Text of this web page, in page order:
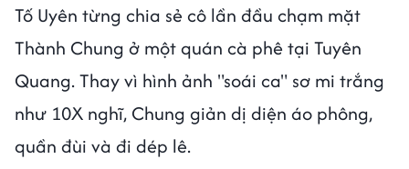
Tố Uyên từng chia sẻ cô lần đầu chạm mặt
Thành Chung ở một quán cà phê tại Tuyên
Quang. Thay vì hình ảnh "soái ca" sơ mi trắng
như 10X nghĩ, Chung giản dị diện áo phông,
quần đùi và đi dép lê.